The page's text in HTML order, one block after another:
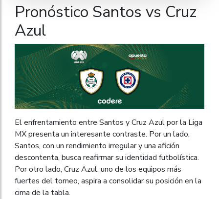
Pronóstico Santos vs Cruz
Azul
El enfrentamiento entre Santos y Cruz Azul por la Liga
MX presenta un interesante contraste. Por un lado,
Santos, con un rendimiento irregular y una afición
descontenta, busca reafirmar su identidad futbolística.
Por otro lado, Cruz Azul, uno de los equipos más
fuertes del torneo, aspira a consolidar su posición en la
cima de la tabla.